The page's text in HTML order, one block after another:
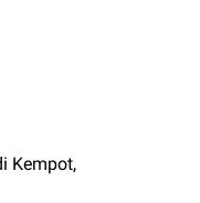
Kempot,